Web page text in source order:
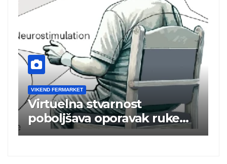
VIKEND FERMARKET
Brže priključenje na
elektroenergetsku mrežu